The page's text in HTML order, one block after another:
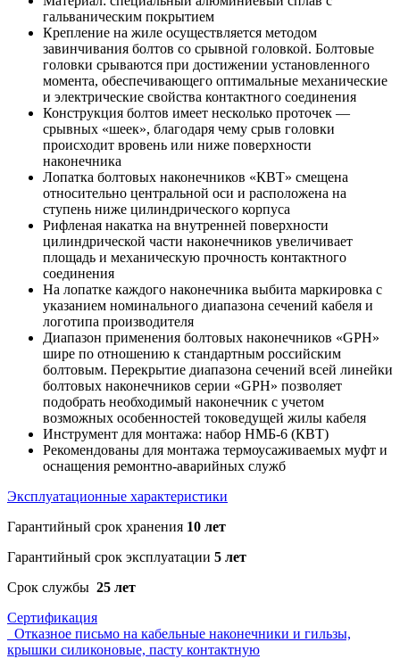
гальваническим покрытием
Крепление на жиле осуществляется методом
завинчивания болтов со срывной головкой. Болтовые
головки срываются при достижении установленного
момента, обеспечивающего оптимальные механические
и электрические свойства контактного соединения
Конструкция болтов имеет несколько проточек —
срывных «шеек», благодаря чему срыв головки
происходит вровень или ниже поверхности
наконечника
Лопатка болтовых наконечников «КВТ» смещена
относительно центральной оси и расположена на
ступень ниже цилиндрического корпуса
Рифленая накатка на внутренней поверхности
цилиндрической части наконечников увеличивает
площадь и механическую прочность контактного
соединения
На лопатке каждого наконечника выбита маркировка с
указанием номинального диапазона сечений кабеля и
логотипа производителя
Диапазон применения болтовых наконечников «GPH»
шире по отношению к стандартным российским
болтовым. Перекрытие диапазона сечений всей линейки
болтовых наконечников серии «GPH» позволяет
подобрать необходимый наконечник с учетом
возможных особенностей токоведущей жилы кабеля
Инструмент для монтажа: набор НМБ-6 (КВТ)
Рекомендованы для монтажа термоусаживаемых муфт и
оснащения ремонтно-аварийных служб
Эксплуатационные характеристики
Гарантийный срок хранения 10 лет
Гарантийный срок эксплуатации 5 лет
Срок службы 25 лет
Сертификация
Отказное письмо на кабельные наконечники и гильзы,
крышки силиконовые, пасту контактную